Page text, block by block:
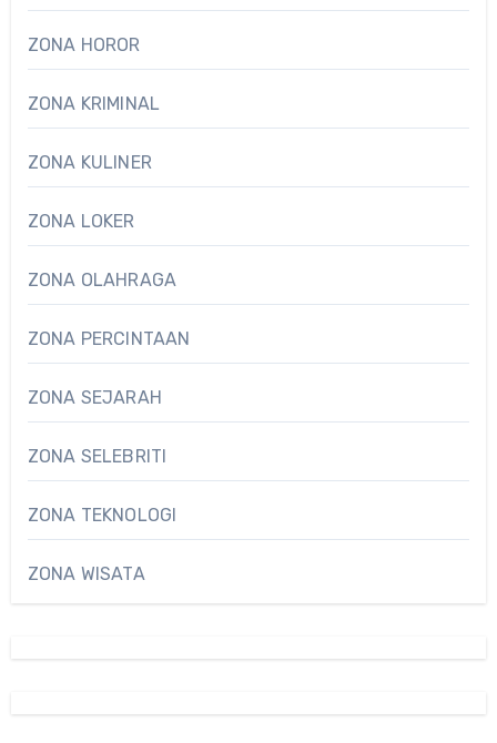
ZONA HOROR
ZONA KRIMINAL
ZONA KULINER
ZONA LOKER
ZONA OLAHRAGA
ZONA PERCINTAAN
ZONA SEJARAH
ZONA SELEBRITI
ZONA TEKNOLOGI
ZONA WISATA